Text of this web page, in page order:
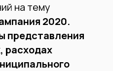
на тему
2020.
представления
расходах